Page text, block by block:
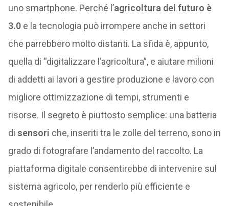
uno smartphone. Perché l’agricoltura del futuro è
3.0e la tecnologia può irrompere anche in settori
che parrebbero molto distanti. La sfida è, appunto,
quella di “digitalizzare l’agricoltura”, e aiutare milioni
di addetti ai lavori a gestire produzione e lavoro con
migliore ottimizzazione di tempi, strumenti e
risorse. Il segreto è piuttosto semplice: una batteria
di sensori che, inseriti tra le zolle del terreno, sono in
grado di fotografare l’andamento del raccolto. La
piattaforma digitale consentirebbe di intervenire sul
sistema agricolo, per renderlo più efficiente e